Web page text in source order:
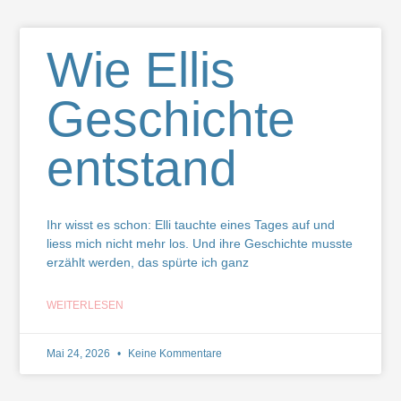
Wie Ellis
Geschichte
entstand
Ihr wisst es schon: Elli tauchte eines Tages auf und
liess mich nicht mehr los. Und ihre Geschichte musste
erzählt werden, das spürte ich ganz
WEITERLESEN
Mai 24, 2026 Keine Kommentare